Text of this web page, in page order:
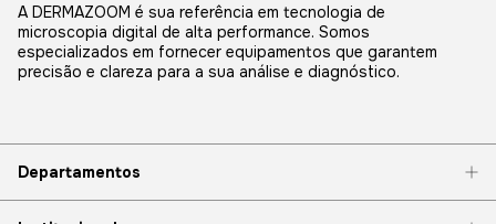
A DERMAZOOM é sua referência em tecnologia de
microscopia digital de alta performance. Somos
especializados em fornecer equipamentos que garantem
precisão e clareza para a sua análise e diagnóstico.
Departamentos